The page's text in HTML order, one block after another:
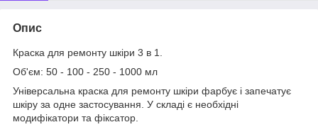
Опис
Краска для ремонту шкіри 3 в 1.
Об'єм: 50 - 100 - 250 - 1000 мл
Універсальна краска для ремонту шкіри фарбує і запечатує
шкіру за одне застосування. У складі є необхідні
модифікатори та фіксатор.